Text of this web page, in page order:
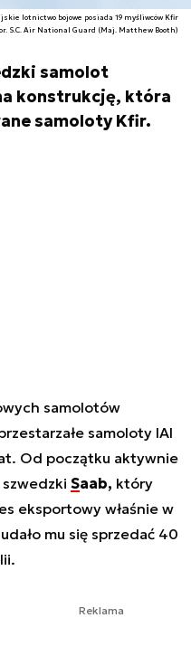
lotnictwo bojowe posiada 19 myśliwców Kfir
S.C. Air National Guard (Maj. Matthew Booth)
samolot
konstrukcję, która
samoloty Kfir.
samolotów
samoloty IAI
Od początku aktywnie
Saab, który
eksportowy właśnie w
mu się sprzedać 40
Reklama